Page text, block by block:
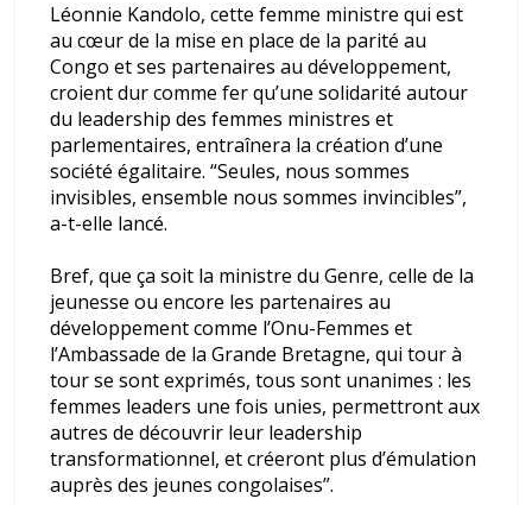
Léonnie Kandolo, cette femme ministre qui est
au cœur de la mise en place de la parité au
Congo et ses partenaires au développement,
croient dur comme fer qu’une solidarité autour
du leadership des femmes ministres et
parlementaires, entraînera la création d’une
société égalitaire. “Seules, nous sommes
invisibles, ensemble nous sommes invincibles”,
a-t-elle lancé.
Bref, que ça soit la ministre du Genre, celle de la
jeunesse ou encore les partenaires au
développement comme l’Onu-Femmes et
l’Ambassade de la Grande Bretagne, qui tour à
tour se sont exprimés, tous sont unanimes : les
femmes leaders une fois unies, permettront aux
autres de découvrir leur leadership
transformationnel, et créeront plus d’émulation
auprès des jeunes congolaises”.